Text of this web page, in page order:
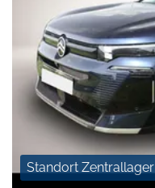
Standort Zentrallager